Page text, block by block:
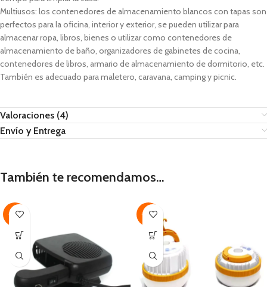
Multiusos: los contenedores de almacenamiento blancos con tapas son
perfectos para la oficina, interior y exterior, se pueden utilizar para
almacenar ropa, libros, bienes o utilizar como contenedores de
almacenamiento de baño, organizadores de gabinetes de cocina,
contenedores de libros, armario de almacenamiento de dormitorio, etc.
También es adecuado para maletero, caravana, camping y picnic.
Valoraciones (4)
Envío y Entrega
También te recomendamos…
-35% -46%